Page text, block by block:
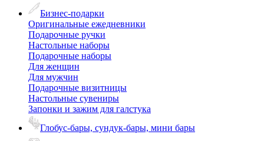
Бизнес-подарки
Оригинальные ежедневники
Подарочные ручки
Настольные наборы
Подарочные наборы
Для женщин
Для мужчин
Подарочные визитницы
Настольные сувениры
Запонки и зажим для галстука
Глобус-бары, сундук-бары, мини бары